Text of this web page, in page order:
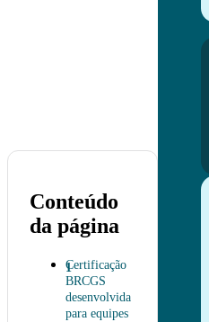
Conteúdo
da página
Certificação
BRCGS
desenvolvida
para equipes